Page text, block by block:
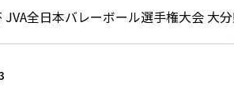
全日本バレーボール選手権大会 大